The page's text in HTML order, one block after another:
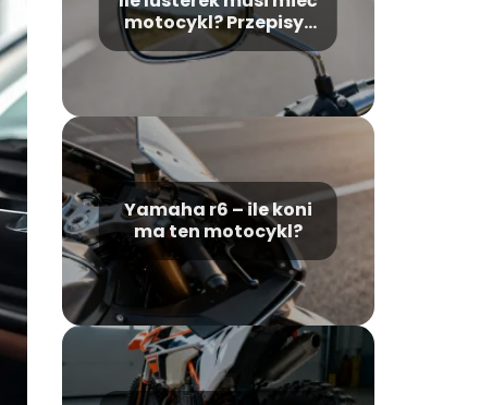
motocykl? Przepisy i
wymogi prawne
Yamaha r6 – ile koni
ma ten motocykl?